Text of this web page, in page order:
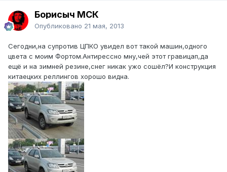
Борисыч МСК
Опубликовано 21 мая, 2013
Сегодни,на супротив ЦПКО увидел вот такой машин,одного
цвета с моим Фортом.Антирессно мну,чей этот гравицап,да
ещё и на зимней резине,снег никак ужо сошёл?И конструкция
китаецких реллингов хорошо видна.